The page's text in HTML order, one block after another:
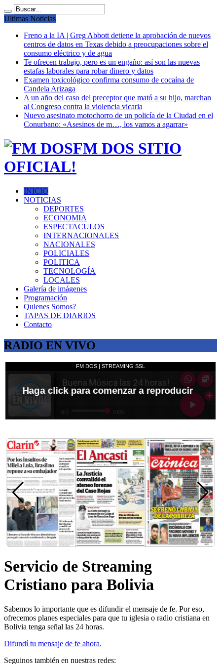
Ultimas Noticias
Freno a la IA | Greg Abbott detiene la aprobación de nuevos
centros de datos en Texas debido a preocupaciones sobre el
consumo eléctrico y de agua
Te ofrecen trabajo, pero es un engaño: así son las nuevas
estafas laborales para robar dinero y datos
Examen toxicológico confirma consumo de cocaína de
Candela Arizaga
A un año del caso del preceptor que mató a su hijo, marchan
al Congreso contra la violencia vicaria
Nuevo asesinato motochorro de un policía de la Ciudad en el
Conurbano: «Asesinos de m…, los vamos a agarrar»
FM DOS SITIO
OFICIAL!
INICIO
NOTICIAS
DEPORTES
ECONOMIA
ESPECTACULOS
INTERNACIONALES
NACIONALES
POLICIALES
POLITICA
TECNOLOGÍA
LOCALES
Galería de imágenes
Programación
Quienes Somos?
TAPAS DE DIARIOS
Contacto
RADIO EN VIVO
Servicio de Streaming
Cristiano para Bolivia
Sabemos lo importante que es difundir el mensaje de fe. Por eso,
ofrecemos planes especiales para que tu iglesia o radio cristiana en
Bolivia tenga señal las 24 horas.
Difundí tu mensaje de fe ahora.
Seguinos también en nuestras redes: